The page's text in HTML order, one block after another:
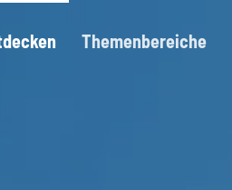
Themenbereiche